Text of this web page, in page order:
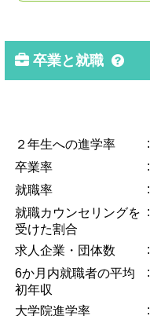
卒業と就職
２年生への進学率 :
卒業率 :
就職率 :
就職カウンセリングを
受けた割合
:
求人企業・団体数 :
6か月内就職者の平均
初年収
:
大学院進学率 :